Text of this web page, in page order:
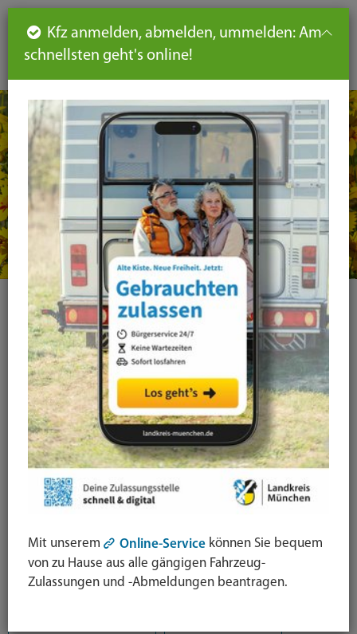
DE
Kategorie
Alle Kategorien Amtsblatt
Arbeit / Gewerbe / Jobcenter
Ausländerrecht & Integration Bauen und Wohnen
Bürgerschaftliches Engagement Chancengleichheit
Eltern- und Jugendberatungsstelle
Freizeit / Kultur / Sport Jugendhilfeplanung
Landratsamt Mobilität
Seiteninhalt
Hauptnavigation
Seitennavigation
leichte
Sprache
Kfz anmelden, abmelden, ummelden: Am
schnellsten geht's online!
Mit unserem Online-Service können Sie bequem
von zu Hause aus alle gängigen Fahrzeug-
Zulassungen und -Abmeldungen beantragen.